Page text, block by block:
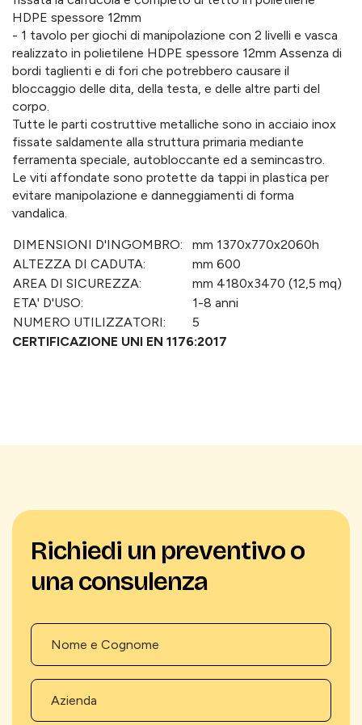
HDPE spessore 12mm
- 1 tavolo per giochi di manipolazione con 2 livelli e vasca
realizzato in polietilene HDPE spessore 12mm Assenza di
bordi taglienti e di fori che potrebbero causare il
bloccaggio delle dita, della testa, e delle altre parti del
corpo.
Tutte le parti costruttive metalliche sono in acciaio inox
fissate saldamente alla struttura primaria mediante
ferramenta speciale, autobloccante ed a semincastro.
Le viti affondate sono protette da tappi in plastica per
evitare manipolazione e danneggiamenti di forma
vandalica.
DIMENSIONI D'INGOMBRO:
mm 1370x770x2060h
ALTEZZA DI CADUTA:
mm 600
AREA DI SICUREZZA:
mm 4180x3470 (12,5 mq)
ETA' D'USO:
1-8 anni
NUMERO UTILIZZATORI:
5
CERTIFICAZIONE UNI EN 1176:2017
Richiedi un preventivo o
una consulenza